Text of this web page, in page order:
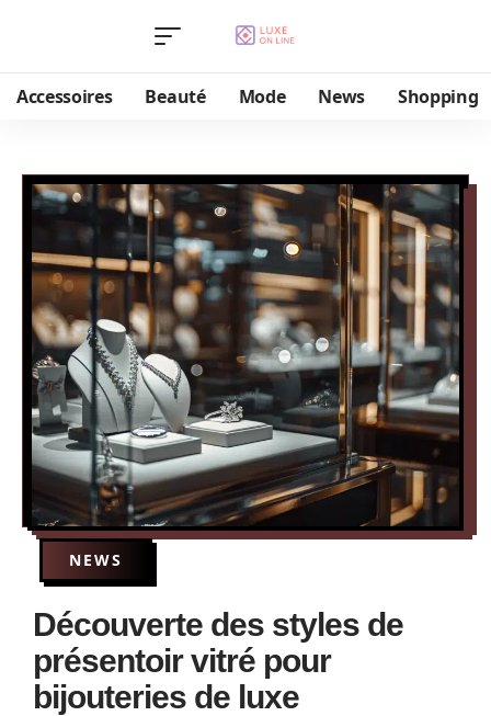
Accessoires Beauté Mode News Shopping
NEWS
Découverte des styles de
présentoir vitré pour
bijouteries de luxe